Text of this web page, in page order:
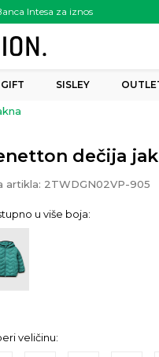
Intesa za iznos
GIFT SISLEY
dečija
artikla: 2TWDGN02VP-905
u više boja:
veličinu: